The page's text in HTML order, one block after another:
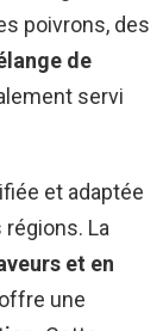
poivrons, des
de
servi
et adaptée
La
et en
une